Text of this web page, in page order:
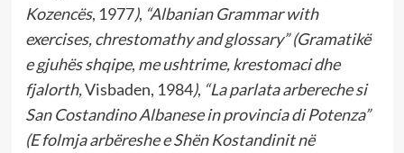
Kozencës, 1977), “Albanian Grammar with
exercises, chrestomathy and glossary” (Gramatikë
e gjuhës shqipe, me ushtrime, krestomaci dhe
fjalorth,Visbaden, 1984), “La parlata arbereche si
San Costandino Albanese in provincia di Potenza”
(E folmja arbëreshe e Shën Kostandinit në